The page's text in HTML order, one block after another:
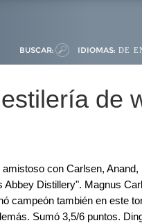
BUSCAR: IDIOMAS: DE
de
con Carlsen,
Distillery". Magnus
campeón también en este
Sumó 3,5/6 puntos.